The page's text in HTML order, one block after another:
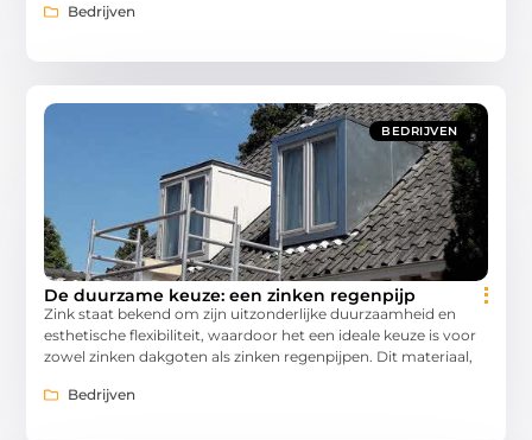
Bedrijven
BEDRIJVEN
De duurzame keuze: een zinken regenpijp
Zink staat bekend om zijn uitzonderlijke duurzaamheid en
esthetische flexibiliteit, waardoor het een ideale keuze is voor
zowel zinken dakgoten als zinken regenpijpen. Dit materiaal,
Bedrijven